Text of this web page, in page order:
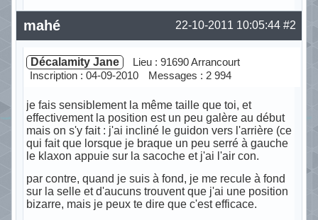
Hors ligne #2
22-10-2011 10:05:44
mahé
Décalamity Jane
Lieu : 91690 Arrancourt
Inscription : 04-09-2010
Messages : 2 994
je fais sensiblement la même taille que toi, et
effectivement la position est un peu galère au début
mais on s'y fait : j'ai incliné le guidon vers l'arrière (ce
qui fait que lorsque je braque un peu serré à gauche
le klaxon appuie sur la sacoche et j'ai l'air con.
par contre, quand je suis à fond, je me recule à fond
sur la selle et d'aucuns trouvent que j'ai une position
bizarre, mais je peux te dire que c'est efficace.